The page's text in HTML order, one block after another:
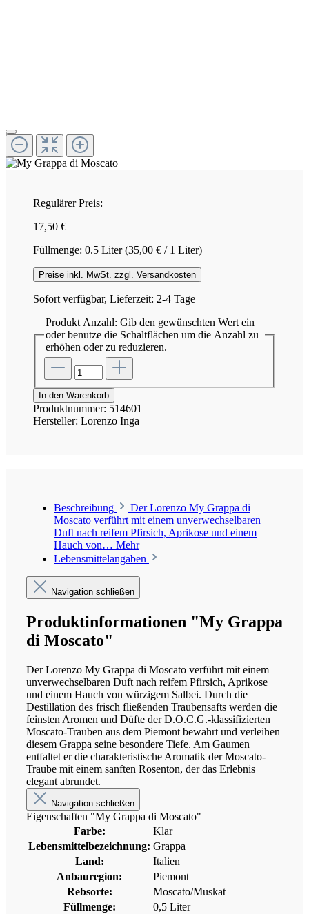
Regulärer Preis:
17,50 €
Füllmenge: 0.5 Liter(35,00 € / 1 Liter)
Preise inkl. MwSt. zzgl. Versandkosten
Sofort verfügbar, Lieferzeit: 2-4 Tage
Produkt Anzahl: Gib den gewünschten Wert ein
oder benutze die Schaltflächen um die Anzahl zu
erhöhen oder zu reduzieren.
In den Warenkorb
Produktnummer: 514601
Hersteller: Lorenzo Inga
Beschreibung
Der Lorenzo My Grappa di
Moscato verführt mit einem unverwechselbaren
Duft nach reifem Pfirsich, Aprikose und einem
Hauch von… Mehr
Lebensmittelangaben
Navigation schließen
Produktinformationen "My Grappa
di Moscato"
Der Lorenzo My Grappa di Moscato verführt mit einem
unverwechselbaren Duft nach reifem Pfirsich, Aprikose
und einem Hauch von würzigem Salbei. Durch die
Destillation des frisch fließenden Traubensafts werden die
feinsten Aromen und Düfte der D.O.C.G.-klassifizierten
Moscato-Trauben aus dem Piemont bewahrt und verleihen
diesem Grappa seine besondere Tiefe. Am Gaumen
entfaltet er die charakteristische Aromatik der Moscato-
Traube mit einem sanften Rosenton, der das Erlebnis
elegant abrundet.
Navigation schließen
Eigenschaften "My Grappa di Moscato"
Farbe:
Klar
Lebensmittelbezeichnung: Grappa
Land:
Italien
Anbauregion:
Piemont
Rebsorte:
Moscato/Muskat
Füllmenge:
0,5 Liter